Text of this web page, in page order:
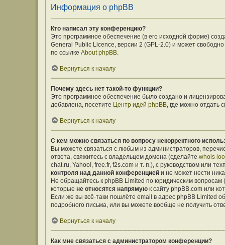
Информация о phpBB
Кто написал эту конференцию?
Это программное обеспечение (в его исходной форме)
General Public Licence, версии 2 (GPL-2.0) и может
по ссылке About phpBB.
Вернуться к началу
Почему здесь нет такой-то функции?
Это программное обеспечение было создано и
добавлена, посетите Центр идей phpBB, где можно отдать
Вернуться к началу
С кем можно связаться по вопросу некорректного
Вы можете связаться с любым из администраторов,
ответа, свяжитесь с владельцем домена (сделайте whois
chat.ru, Yahoo!, free.fr, f2s.com и т. п.), с руководством или
контроля над данной конференцией и не может нести
Не обращайтесь к phpBB Limited по юридическим вопросам
которые не относятся напрямую к сайту phpBB.com или
Если же вы всё-таки пошлёте email в адрес phpBB Limited
подробного письма, или вы можете вообще не получить
Вернуться к началу
Как мне связаться с администратором конференции?